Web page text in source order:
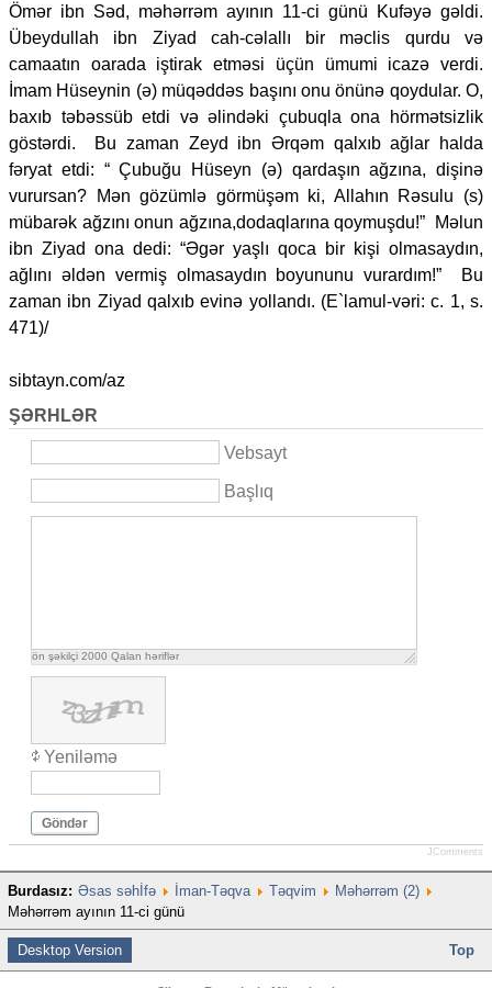
Ömər ibn Səd, məhərrəm ayının 11-ci günü Kufəyə gəldi.
Übeydullah ibn Ziyad cah-cəlallı bir məclis qurdu və
camaatın oarada iştirak etməsi üçün ümumi icazə verdi.
İmam Hüseynin (ə) müqəddəs başını onu önünə qoydular. O,
baxıb təbəssüb etdi və əlindəki çubuqla ona hörmətsizlik
göstərdi. Bu zaman Zeyd ibn Ərqəm qalxıb ağlar halda
fəryat etdi: “ Çubuğu Hüseyn (ə) qardaşın ağzına, dişinə
vurursan? Mən gözümlə görmüşəm ki, Allahın Rəsulu (s)
mübarək ağzını onun ağzına,dodaqlarına qoymuşdu!” Məlun
ibn Ziyad ona dedi: “Əgər yaşlı qoca bir kişi olmasaydın,
ağlını əldən vermiş olmasaydın boyununu vurardım!” Bu
zaman ibn Ziyad qalxıb evinə yollandı. (E`lamul-vəri: c. 1, s.
471)/
sibtayn.com/az
ŞƏRHLƏR
Vebsayt
Başlıq
ön şəkilçi 2000 Qalan həriflər
Yeniləmə
Göndər
JComments
Burdasız: Əsas səhİfə İman-Təqva Təqvim
Məhərrəm (2)
Məhərrəm ayının 11-ci günü
Desktop Version Top